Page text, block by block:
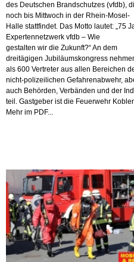
des Deutschen Brandschutzes (vfdb),
noch bis Mittwoch in der Rhein-Mosel-
Halle stattfindet. Das Motto lautet: „75
Expertennetzwerk vfdb – Wie
gestalten wir die Zukunft?“ An dem
dreitägigen Jubiläumskongress
als 600 Vertreter aus allen Bereichen
nicht-polizeilichen Gefahrenabwehr,
auch Behörden, Verbänden und der
teil. Gastgeber ist die Feuerwehr
Mehr im PDF...